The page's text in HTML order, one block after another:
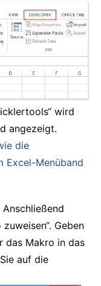
wird
angezeigt.
die
Excel-Menüband
Geben
das Makro in das
auf die